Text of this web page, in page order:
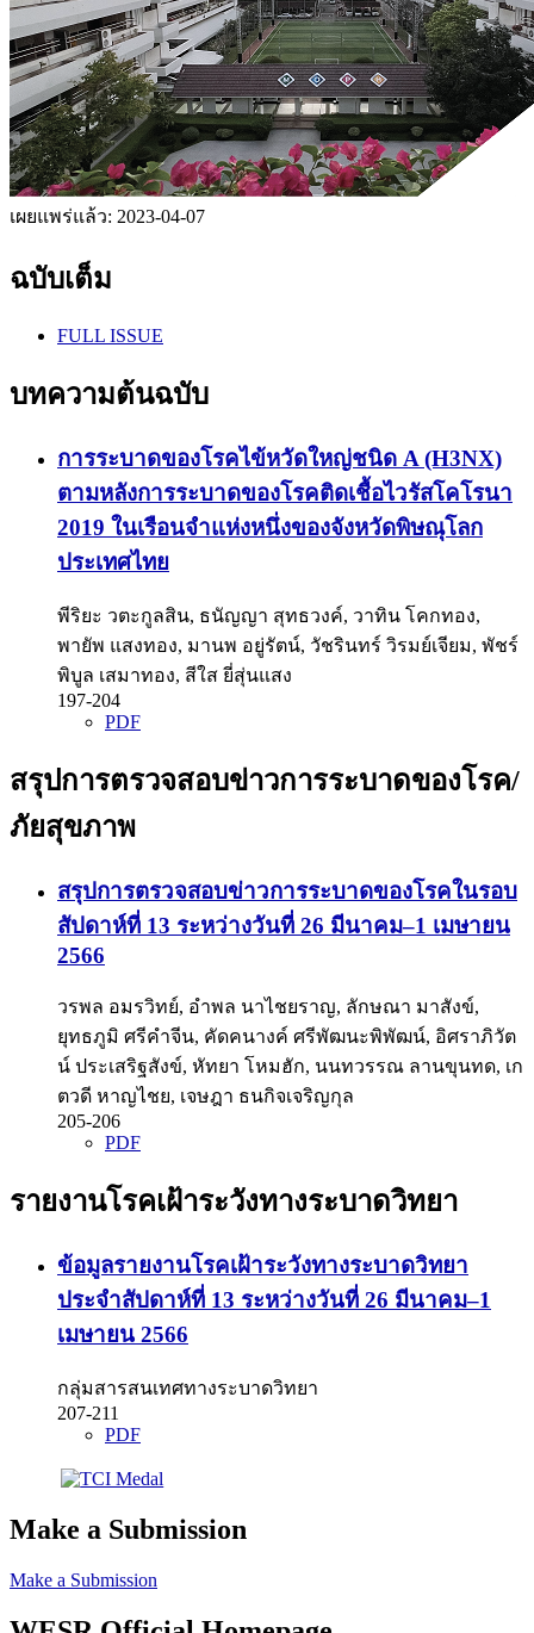
เผยแพร่แล้ว: 2023-04-07
ฉบับเต็ม
FULL ISSUE
บทความต้นฉบับ
การระบาดของโรคไข้หวัดใหญ่ชนิด A (H3NX)
ตามหลังการระบาดของโรคติดเชื้อไวรัสโคโรนา
2019 ในเรือนจำแห่งหนึ่งของจังหวัดพิษณุโลก
ประเทศไทย
พีริยะ วตะกูลสิน, ธนัญญา สุทธวงค์, วาทิน โคกทอง,
พายัพ แสงทอง, มานพ อยู่รัตน์, วัชรินทร์ วิรมย์เจียม, พัชร์
พิบูล เสมาทอง, สีใส ยี่สุ่นแสง
197-204
PDF
สรุปการตรวจสอบข่าวการระบาดของโรค/
ภัยสุขภาพ
สรุปการตรวจสอบข่าวการระบาดของโรคในรอบ
สัปดาห์ที่ 13 ระหว่างวันที่ 26 มีนาคม–1 เมษายน
2566
วรพล อมรวิทย์, อำพล นาไชยราญ, ลักษณา มาสังข์,
ยุทธภูมิ ศรีคำจีน, คัดคนางค์ ศรีพัฒนะพิพัฒน์, อิศราภิวัต
น์ ประเสริฐสังข์, หัทยา โหมฮัก, นนทวรรณ ลานขุนทด, เก
ตวดี หาญไชย, เจษฎา ธนกิจเจริญกุล
205-206
PDF
รายงานโรคเฝ้าระวังทางระบาดวิทยา
ข้อมูลรายงานโรคเฝ้าระวังทางระบาดวิทยา
ประจำสัปดาห์ที่ 13 ระหว่างวันที่ 26 มีนาคม–1
เมษายน 2566
กลุ่มสารสนเทศทางระบาดวิทยา
207-211
PDF
Make a Submission
Make a Submission